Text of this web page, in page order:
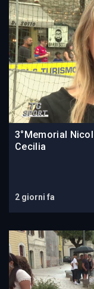
3°Memorial
Cecilia
2 giorni fa